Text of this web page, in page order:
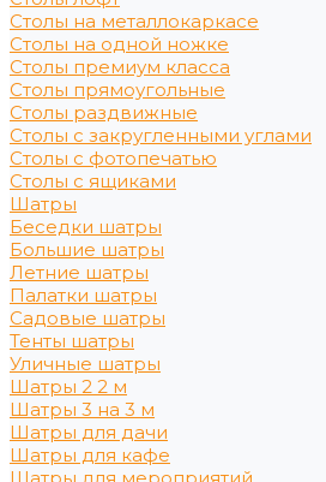
Столы на металлокаркасе
Столы на одной ножке
Столы премиум класса
Столы прямоугольные
Столы раздвижные
Столы с закругленными углами
Столы с фотопечатью
Столы с ящиками
Шатры
Беседки шатры
Большие шатры
Летние шатры
Палатки шатры
Садовые шатры
Тенты шатры
Уличные шатры
Шатры 2 2 м
Шатры 3 на 3 м
Шатры для дачи
Шатры для кафе